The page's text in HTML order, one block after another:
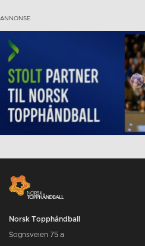
Norsk Topphåndball
Sognsveien 75 a